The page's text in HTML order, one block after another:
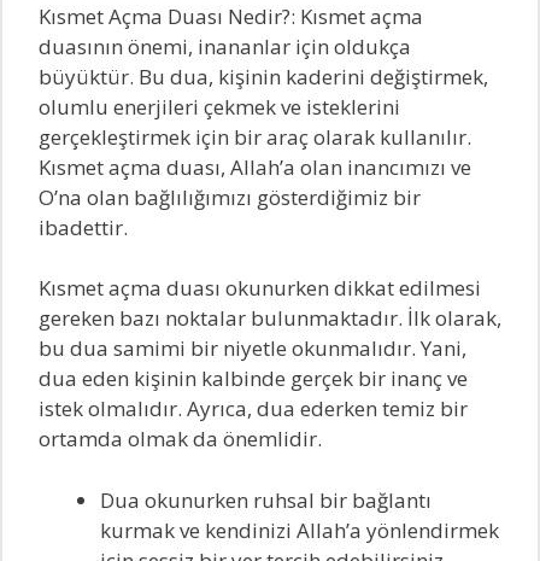
Kısmet Açma Duası Nedir?: Kısmet açma
duasının önemi, inananlar için oldukça
büyüktür. Bu dua, kişinin kaderini değiştirmek,
olumlu enerjileri çekmek ve isteklerini
gerçekleştirmek için bir araç olarak kullanılır.
Kısmet açma duası, Allah’a olan inancımızı ve
O’na olan bağlılığımızı gösterdiğimiz bir
ibadettir.
Kısmet açma duası okunurken dikkat edilmesi
gereken bazı noktalar bulunmaktadır. İlk olarak,
bu dua samimi bir niyetle okunmalıdır. Yani,
dua eden kişinin kalbinde gerçek bir inanç ve
istek olmalıdır. Ayrıca, dua ederken temiz bir
ortamda olmak da önemlidir.
Dua okunurken ruhsal bir bağlantı
kurmak ve kendinizi Allah’a yönlendirmek